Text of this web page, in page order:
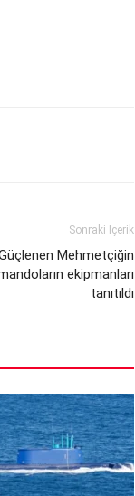
Sonraki İçerik
Mehmetçiğin
ekipmanları
tanıtıldı